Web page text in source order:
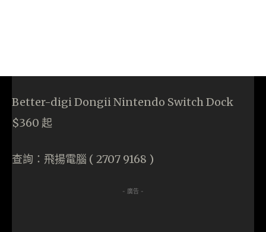
Better-digi Dongii Nintendo Switch Dock
$360 起
查詢：飛揚電腦 ( 2707 9168 )
- 廣告 -